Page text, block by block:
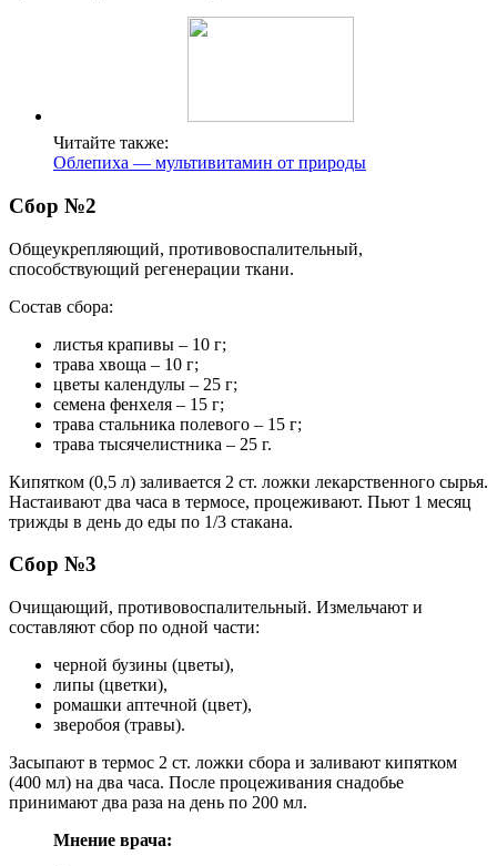
Читайте также:
Облепиха — мультивитамин от природы
Сбор №2
Общеукрепляющий, противовоспалительный,
способствующий регенерации ткани.
Состав сбора:
листья крапивы – 10 г;
трава хвоща – 10 г;
цветы календулы – 25 г;
семена фенхеля – 15 г;
трава стальника полевого – 15 г;
трава тысячелистника – 25 г.
Кипятком (0,5 л) заливается 2 ст. ложки лекарственного сырья.
Настаивают два часа в термосе, процеживают. Пьют 1 месяц
трижды в день до еды по 1/3 стакана.
Сбор №3
Очищающий, противовоспалительный. Измельчают и
составляют сбор по одной части:
черной бузины (цветы),
липы (цветки),
ромашки аптечной (цвет),
зверобоя (травы).
Засыпают в термос 2 ст. ложки сбора и заливают кипятком
(400 мл) на два часа. После процеживания снадобье
принимают два раза на день по 200 мл.
Мнение врача: